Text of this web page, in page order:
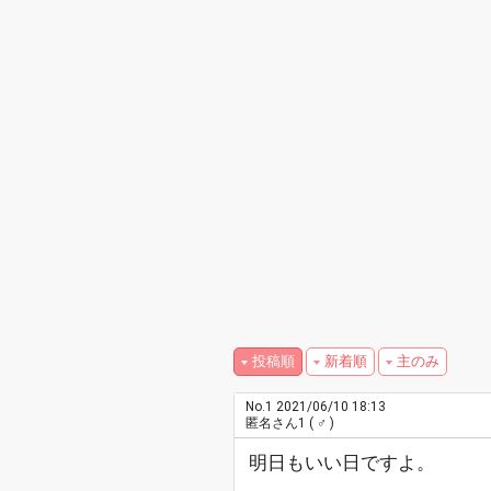
投稿順 新着順 主のみ
No.1 2021/06/10 18:13
匿名さん1 ( ♂ )
明日もいい日ですよ。